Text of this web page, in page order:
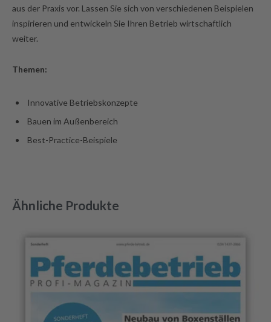
aus der Praxis vor. Lassen Sie sich von verschiedenen Beispielen
inspirieren und entwickeln Sie Ihren Betrieb wirtschaftlich
weiter.
Themen:
Innovative Betriebskonzepte
Bauen im Außenbereich
Best-Practice-Beispiele
Ähnliche Produkte